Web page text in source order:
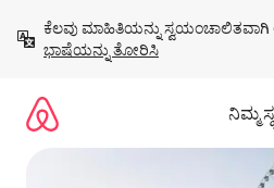
ಹೋಗಿ
ಕೆಲವು ಮಾಹಿತಿಯನ್ನು ಸ್ವಯಂಚಾಲಿತವಾಗಿ
ಭಾಷೆಯನ್ನು ತೋರಿಸಿ
ನಿಮ್ಮ